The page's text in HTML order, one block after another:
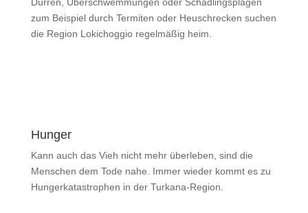
zum Beispiel durch Termiten oder Heuschrecken suchen
die Region Lokichoggio regelmäßig heim.
Hunger
Kann auch das Vieh nicht mehr überleben, sind die
Menschen dem Tode nahe. Immer wieder kommt es zu
Hungerkatastrophen in der Turkana-Region.